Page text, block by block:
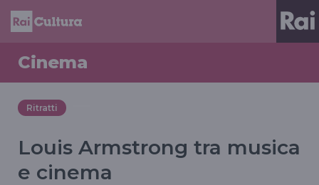
Cinema
Ritratti
Louis Armstrong tra musica
e cinema